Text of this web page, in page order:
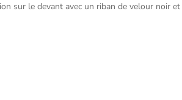
sur le devant avec un riban de velour noir